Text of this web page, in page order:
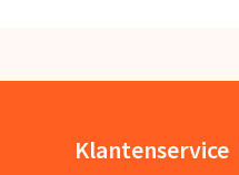
Klantenservice